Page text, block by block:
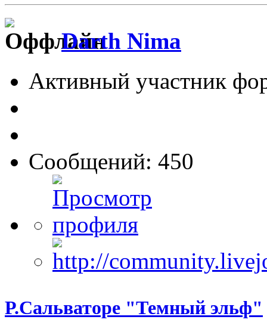
Darth Nima
Активный участник
Сообщений: 450
Р.Сальваторе "Темный эльф"